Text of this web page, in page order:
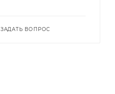
ЗАДАТЬ ВОПРОС